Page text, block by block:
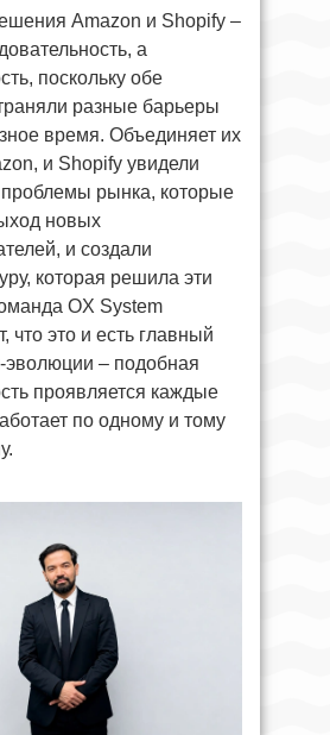
Amazon и Shopify –
а
поскольку обе
разные барьеры
время. Объединяет их
и Shopify увидели
проблемы рынка, которые
новых
и создали
которая решила эти
OX System
что это и есть главный
эволюции – подобная
проявляется каждые
по одному и тому